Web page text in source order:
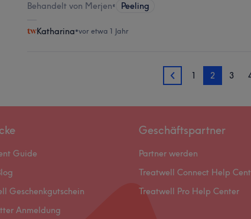
Behandelt von Merjen• Peeling
Katharina•vor etwa 1 Jahr
1 1 2 3
Guide
Geschenkgutschein
Anmeldung
Geschäftspartner
Partner werden
Treatwell Connect Help
Treatwell Pro Help Center